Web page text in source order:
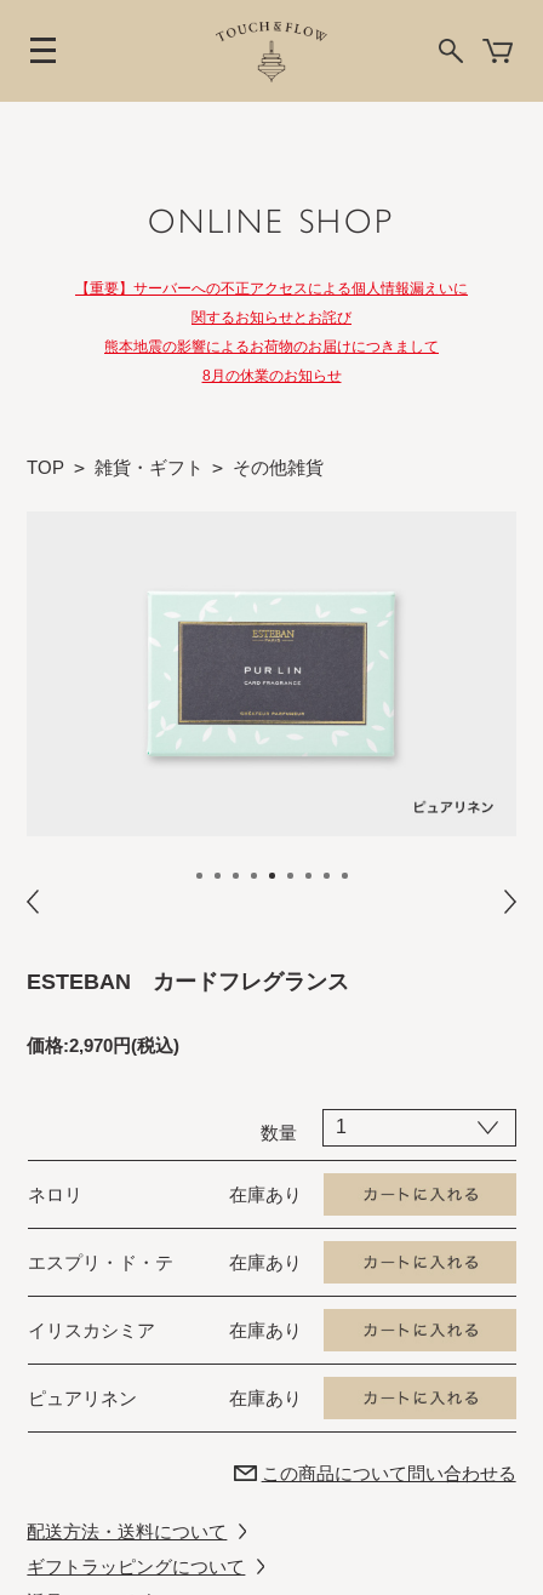
ONLINE SHOP
【重要】サーバーへの不正アクセスによる個人情報漏えいに
関するお知らせとお詫び
熊本地震の影響によるお荷物のお届けにつきまして
8月の休業のお知らせ
TOP > 雑貨・ギフト > その他雑貨
ESTEBAN カードフレグランス
価格:2,970円(税込)
数量
ネロリ 在庫あり
エスプリ・ド・テ 在庫あり
イリスカシミア 在庫あり
ピュアリネン 在庫あり
この商品について問い合わせる
配送方法・送料について
ギフトラッピングについて